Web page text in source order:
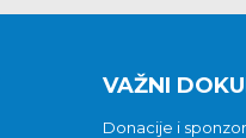
VAŽNI
Donacije i